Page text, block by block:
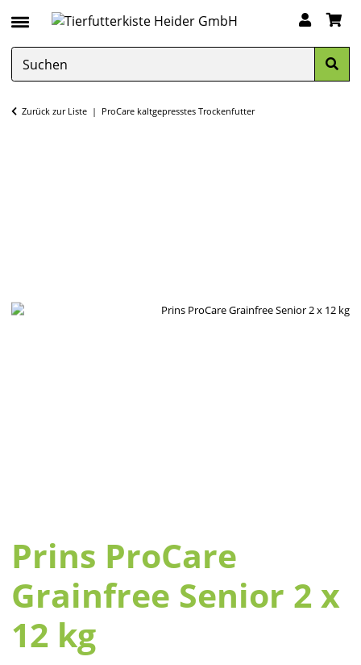
Zurück zur Liste ProCare kaltgepresstes Trockenfutter
Prins ProCare
Grainfree Senior 2 x
12 kg